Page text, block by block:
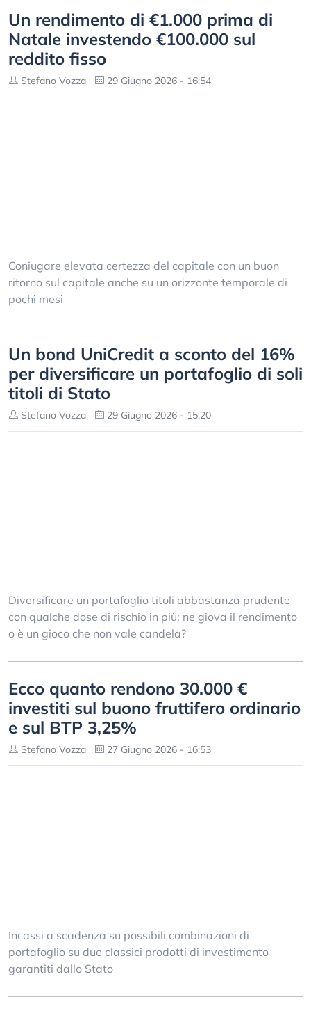
Un rendimento di €1.000 prima di
Natale investendo €100.000 sul
reddito fisso
Stefano Vozza 29 Giugno 2026 - 16:54
Coniugare elevata certezza del capitale con un buon
ritorno sul capitale anche su un orizzonte temporale di
pochi mesi
Un bond UniCredit a sconto del 16%
per diversificare un portafoglio di soli
titoli di Stato
Stefano Vozza 29 Giugno 2026 - 15:20
Diversificare un portafoglio titoli abbastanza prudente
con qualche dose di rischio in più: ne giova il rendimento
o è un gioco che non vale candela?
Ecco quanto rendono 30.000 €
investiti sul buono fruttifero ordinario
e sul BTP 3,25%
Stefano Vozza 27 Giugno 2026 - 16:53
Incassi a scadenza su possibili combinazioni di
portafoglio su due classici prodotti di investimento
garantiti dallo Stato